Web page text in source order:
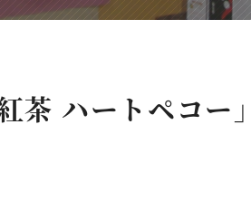
茶 ハートペコー